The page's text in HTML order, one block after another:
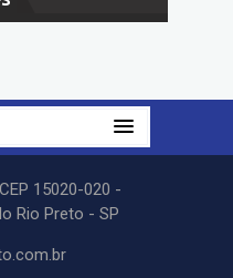
15020-020 -
Rio Preto - SP